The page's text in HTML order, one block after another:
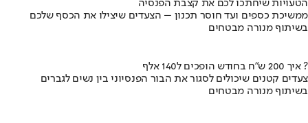
הטעויות שיחתכו לכם את קצבת הפנסיה
ממשיכת כספים ועד חוסר תכנון – הצעדים שיצילו את הכסף שלכם
בשיתוף מנורה מבטחים
איך 200 ש"ח בחודש הופכים ל140 אלף ?
צעדים קטנים שיכולים לסגור את הבור הפנסיוני בין נשים לגברים
בשיתוף מנורה מבטחים